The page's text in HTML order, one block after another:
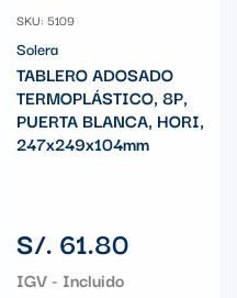
SKU: 5109
Solera
TABLERO ADOSADO
TERMOPLÁSTICO, 8P,
PUERTA BLANCA, HORI,
247x249x104mm
Precio
regular
S/. 61.80